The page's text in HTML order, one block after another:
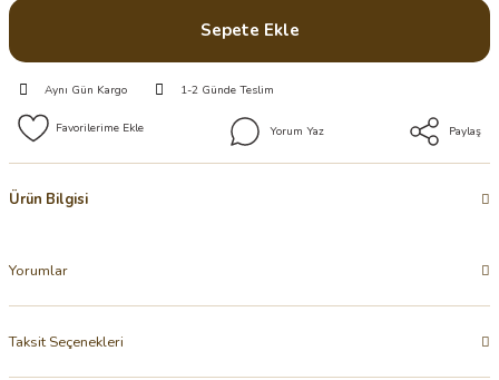
Sepete Ekle
Aynı Gün Kargo 1-2 Günde Teslim
Yorum Yaz Paylaş
Ürün Bilgisi
Yorumlar
Taksit Seçenekleri